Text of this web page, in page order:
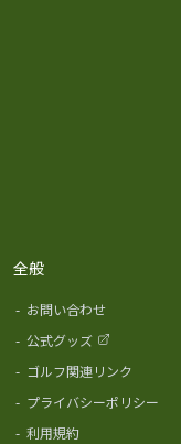
全般
- お問い合わせ
- 公式グッズ
- ゴルフ関連リンク
- プライバシーポリシー
- 利用規約